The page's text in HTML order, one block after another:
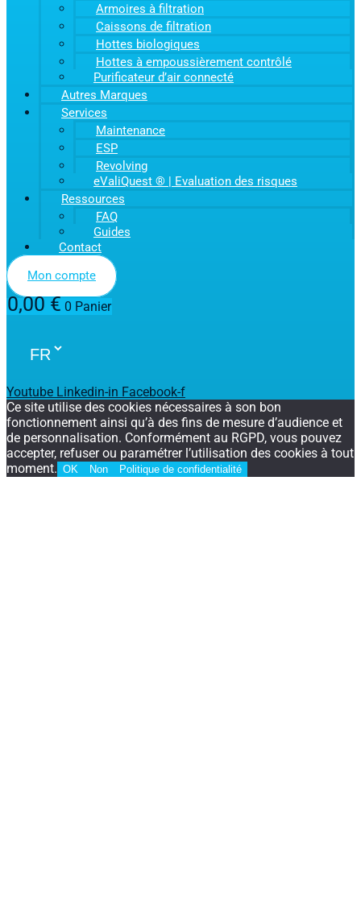
Armoires à filtration
Caissons de filtration
Hottes biologiques
Hottes à empoussièrement contrôlé
Purificateur d’air connecté
Autres Marques
Services
Maintenance
ESP
Revolving
eValiQuest ® | Evaluation des risques
Ressources
FAQ
Guides
Contact
Mon compte
0,00€ 0 Panier
Youtube Linkedin-in Facebook-f
Ce site utilise des cookies nécessaires à son bon
fonctionnement ainsi qu’à des fins de mesure d’audience et
de personnalisation. Conformément au RGPD, vous pouvez
accepter, refuser ou paramétrer l’utilisation des cookies à tout
moment. OK Non Politique de confidentialité